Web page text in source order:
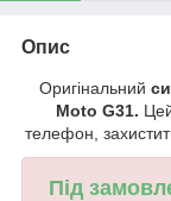
Опис
Оригінальний
Moto G31.
телефон,
Під